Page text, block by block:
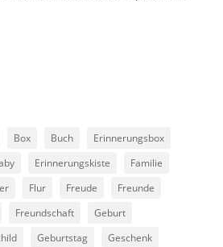
Box Buch
Erinnerungsbox
Erinnerungskiste
Familie
Flur Freude
Freunde
Freundschaft
Geburt
Geburtstag
Geschenk